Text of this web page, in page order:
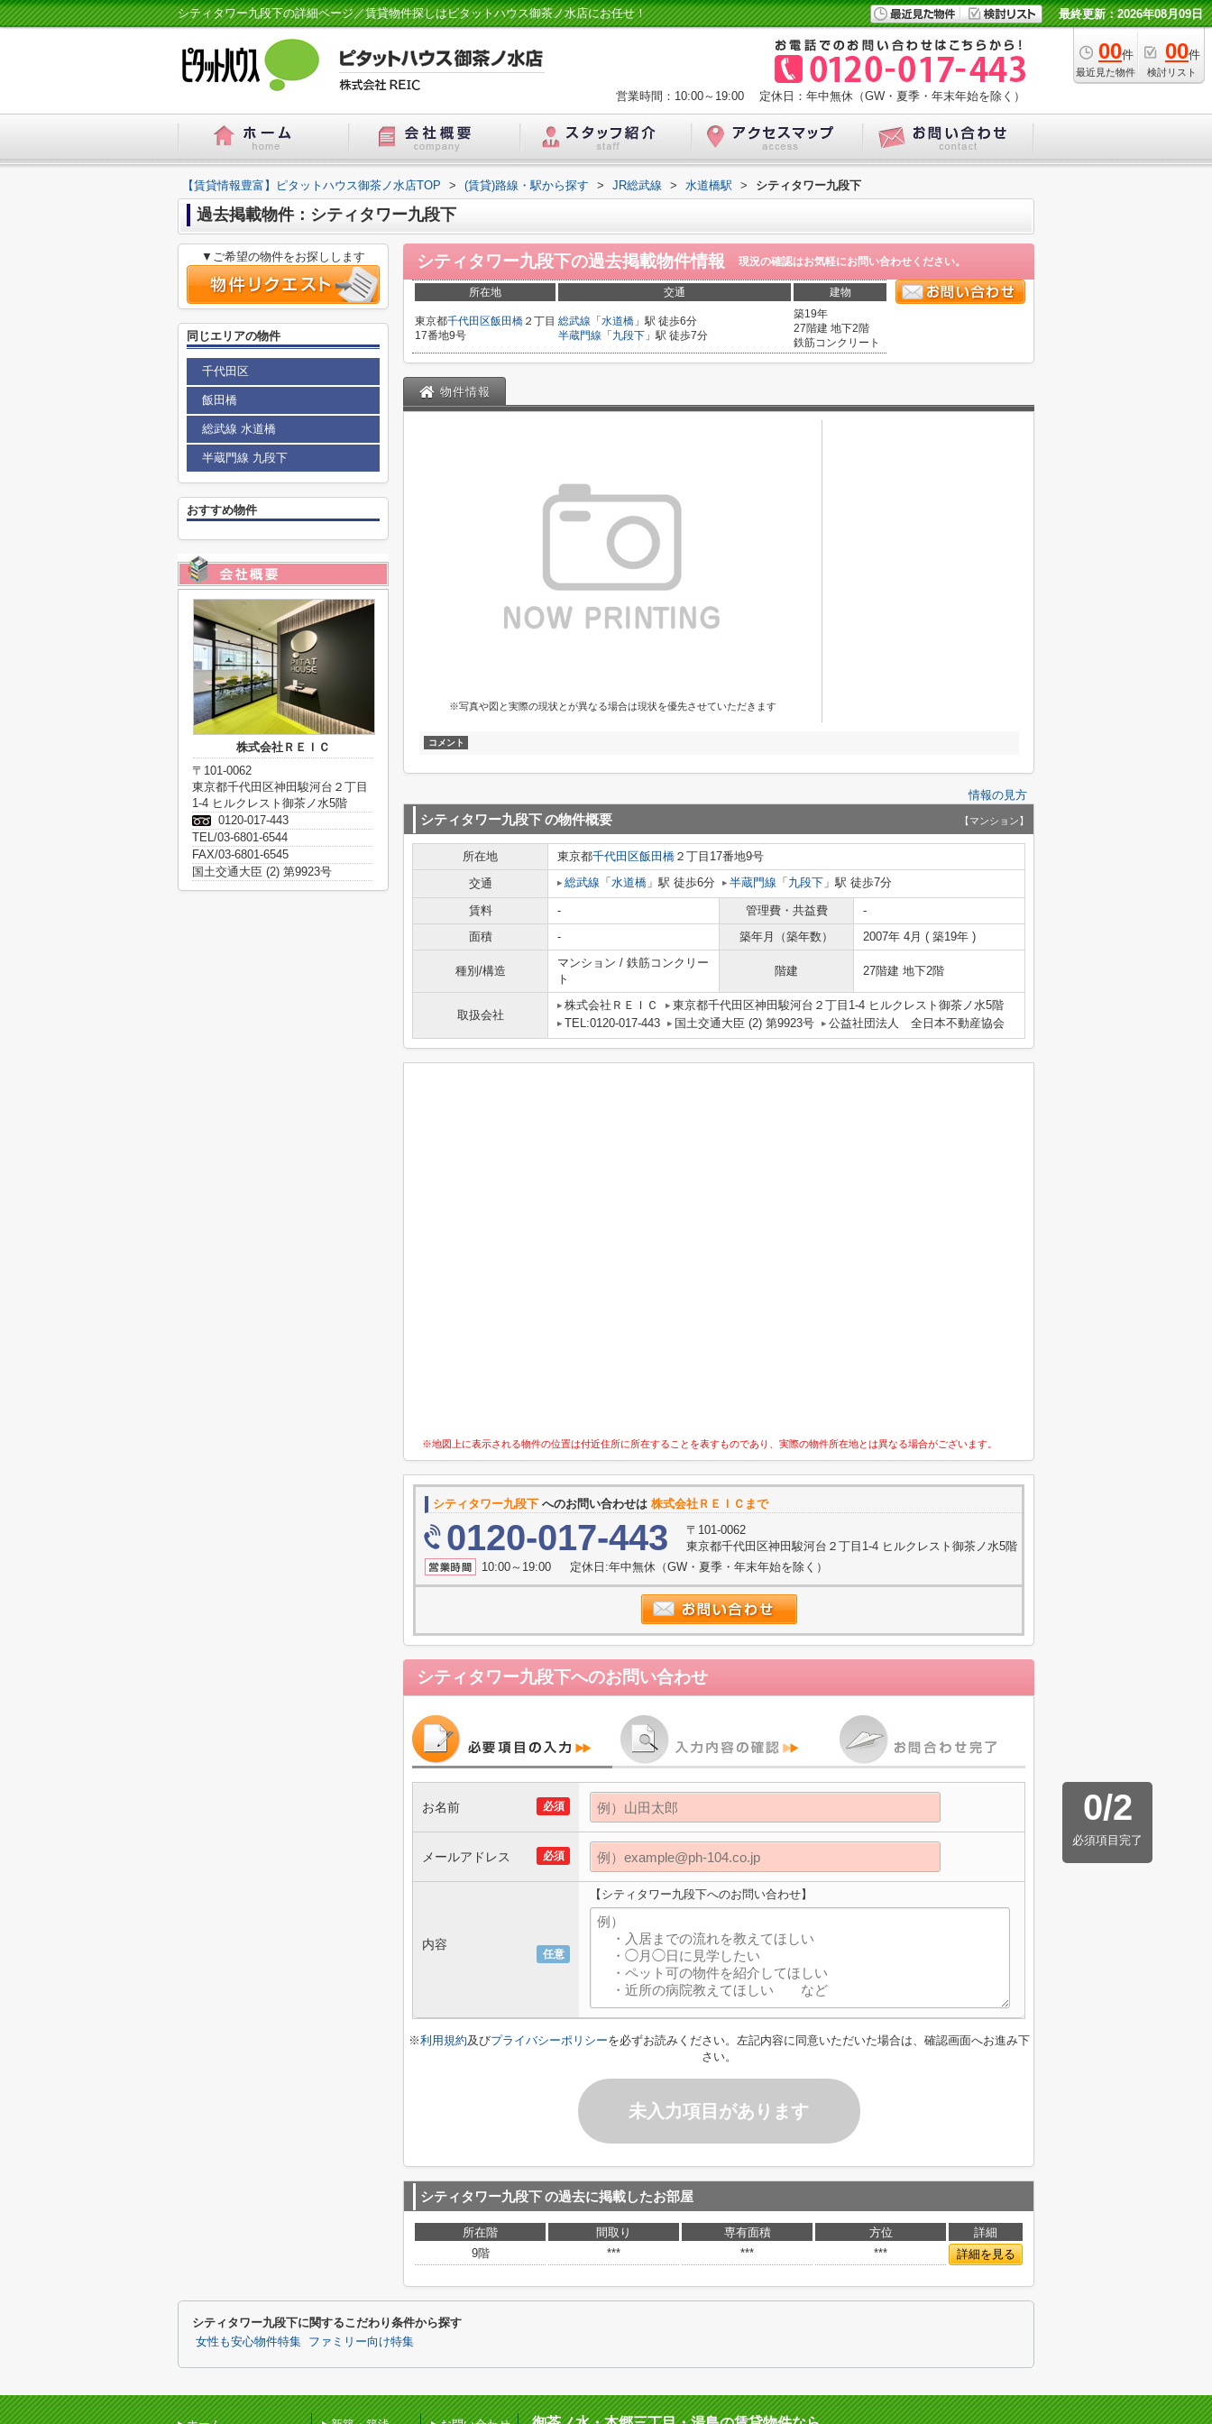
シティタワー九段下の詳細ページ／賃貸物件探しはピタットハウス御茶ノ水店にお任せ！ 最終更新：2026年08月09日
00件
最近見た物件
00件
検討リスト
営業時間：10:00～19:00 定休日：年中無休（GW・夏季・年末年始を除く）
【賃貸情報豊富】ピタットハウス御茶ノ水店TOP > (賃貸)路線・駅から探す > JR総武線 > 水道橋駅 > シティタワー九段下
過去掲載物件：シティタワー九段下
シティタワー九段下の過去掲載物件情報 現況の確認はお気軽にお問い合わせください。
所在地 交通 建物
東京都千代田区飯田橋 ２丁目
17番地9号
総武線 「 水道橋 」駅 徒歩6分
半蔵門線 「 九段下 」駅 徒歩7分
築19年
27階建 地下2階
鉄筋コンクリート
物件情報
※写真や図と実際の現状とが異なる場合は現状を優先させていただきます
コメント
情報の見方
シティタワー九段下の物件概要 【マンション】
所在地 東京都千代田区飯田橋 ２丁目17番地9号
交通
総武線 「 水道橋 」駅 徒歩6分 半蔵門線 「 九段下 」駅 徒歩7分
賃料 - 管理費・共益費
-
面積
- 築年月（築年数） 2007年 4月 ( 築19年 )
種別/構造
マンション / 鉄筋コンクリー
ト
階建 27階建 地下2階
取扱会社
株式会社ＲＥＩＣ
東京都千代田区神田駿河台２丁目1-4 ヒルクレスト御茶ノ水5階
TEL:0120-017-443
国土交通大臣 (2) 第9923号 公益社団法人 全日本不動産協会
※地図上に表示される物件の位置は付近住所に所在することを表すものであり、実際の物件所在地とは異なる場合がございます。
シティタワー九段下 へのお問い合わせは 株式会社ＲＥＩＣまで
0120-017-443
〒101-0062
東京都千代田区神田駿河台２丁目1-4 ヒルクレスト御茶ノ水5階
10:00～19:00 定休日:年中無休（GW・夏季・年末年始を除く）
シティタワー九段下へのお問い合わせ
0/2
必須項目完了
必須
お名前
必須
メールアドレス
任意
内容
【シティタワー九段下へのお問い合わせ】
※利用規約及びプライバシーポリシーを必ずお読みください。左記内容に同意いただいた場合は、確認画面へお進み下
さい。
未入力項目があります
シティタワー九段下の過去に掲載したお部屋
所在階 間取り 専有面積 方位
詳細
9階
*** *** *** 詳細を見る
▼ご希望の物件をお探しします
同じエリアの物件
千代田区
飯田橋
総武線 水道橋
半蔵門線 九段下
おすすめ物件
株式会社ＲＥＩＣ
〒101-0062
東京都千代田区神田駿河台２丁目
1-4 ヒルクレスト御茶ノ水5階
0120-017-443
TEL/03-6801-6544
FAX/03-6801-6545
国土交通大臣 (2) 第9923号
シティタワー九段下に関するこだわり条件から探す
女性も安心物件特集 ファミリー向け特集